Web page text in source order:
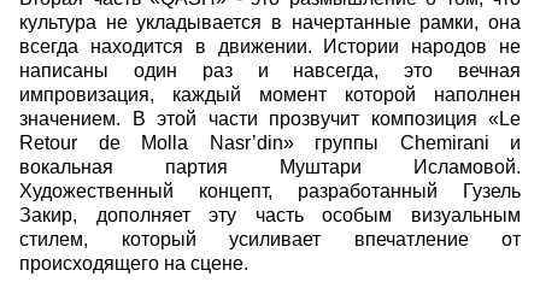
культура не укладывается в начертанные рамки, она
всегда находится в движении. Истории народов не
написаны один раз и навсегда, это вечная
импровизация, каждый момент которой наполнен
значением. В этой части прозвучит композиция «Le
Retour de Molla Nasr’din» группы Chemirani и
вокальная партия Муштари Исламовой.
Художественный концепт, разработанный Гузель
Закир, дополняет эту часть особым визуальным
стилем, который усиливает впечатление от
происходящего на сцене.